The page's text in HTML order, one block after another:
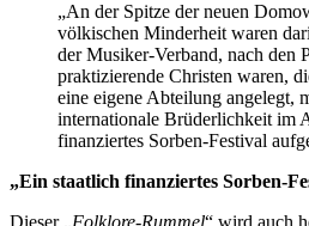
„An der Spitze der neuen
völkischen Minderheit waren
der Musiker-Verband, nach den
praktizierende Christen waren,
eine eigene Abteilung angelegt,
internationale Brüderlichkeit im
finanziertes Sorben-Festival
„Ein staatlich finanziertes Sorben-